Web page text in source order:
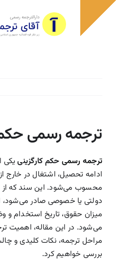
Skip
خدمات ترجمه
ترجمه رسمی فوری
وبلاگ
درباره ما
ترجمه رسمی حکم
ترجمه رسمی حکم کارگزینییکی
ادامه تحصیل، اشتغال در خارج
محسوب می‌شود. این سند که از
دولتی یا خصوصی صادر می‌شود،
میزان حقوق، تاریخ استخدام و
می‌شود. در این مقاله، اهمیت
مراحل ترجمه، نکات کلیدی و
بررسی خواهیم کرد.